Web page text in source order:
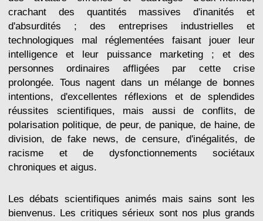
crachant des quantités massives d'inanités et
d'absurdités ; des entreprises industrielles et
technologiques mal réglementées faisant jouer leur
intelligence et leur puissance marketing ; et des
personnes ordinaires affligées par cette crise
prolongée. Tous nagent dans un mélange de bonnes
intentions, d'excellentes réflexions et de splendides
réussites scientifiques, mais aussi de conflits, de
polarisation politique, de peur, de panique, de haine, de
division, de fake news, de censure, d'inégalités, de
racisme et de dysfonctionnements sociétaux
chroniques et aigus.
Les débats scientifiques animés mais sains sont les
bienvenus. Les critiques sérieux sont nos plus grands